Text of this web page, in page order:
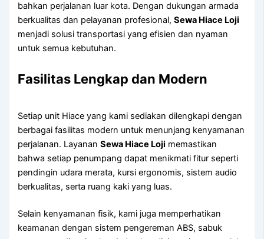
bahkan perjalanan luar kota. Dengan dukungan armada
berkualitas dan pelayanan profesional,Sewa Hiace Loji
menjadi solusi transportasi yang efisien dan nyaman
untuk semua kebutuhan.
Fasilitas Lengkap dan Modern
Setiap unit Hiace yang kami sediakan dilengkapi dengan
berbagai fasilitas modern untuk menunjang kenyamanan
perjalanan. LayananSewa Hiace Loji memastikan
bahwa setiap penumpang dapat menikmati fitur seperti
pendingin udara merata, kursi ergonomis, sistem audio
berkualitas, serta ruang kaki yang luas.
Selain kenyamanan fisik, kami juga memperhatikan
keamanan dengan sistem pengereman ABS, sabuk